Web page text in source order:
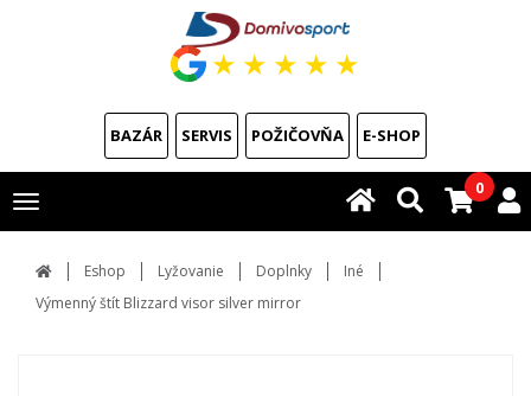
★ ★ ★ ★ ★
BAZÁR SERVIS POŽIČOVŇA E-SHOP
Toggle
navigation
0
Eshop Lyžovanie Doplnky
Iné
Výmenný štít Blizzard visor silver mirror